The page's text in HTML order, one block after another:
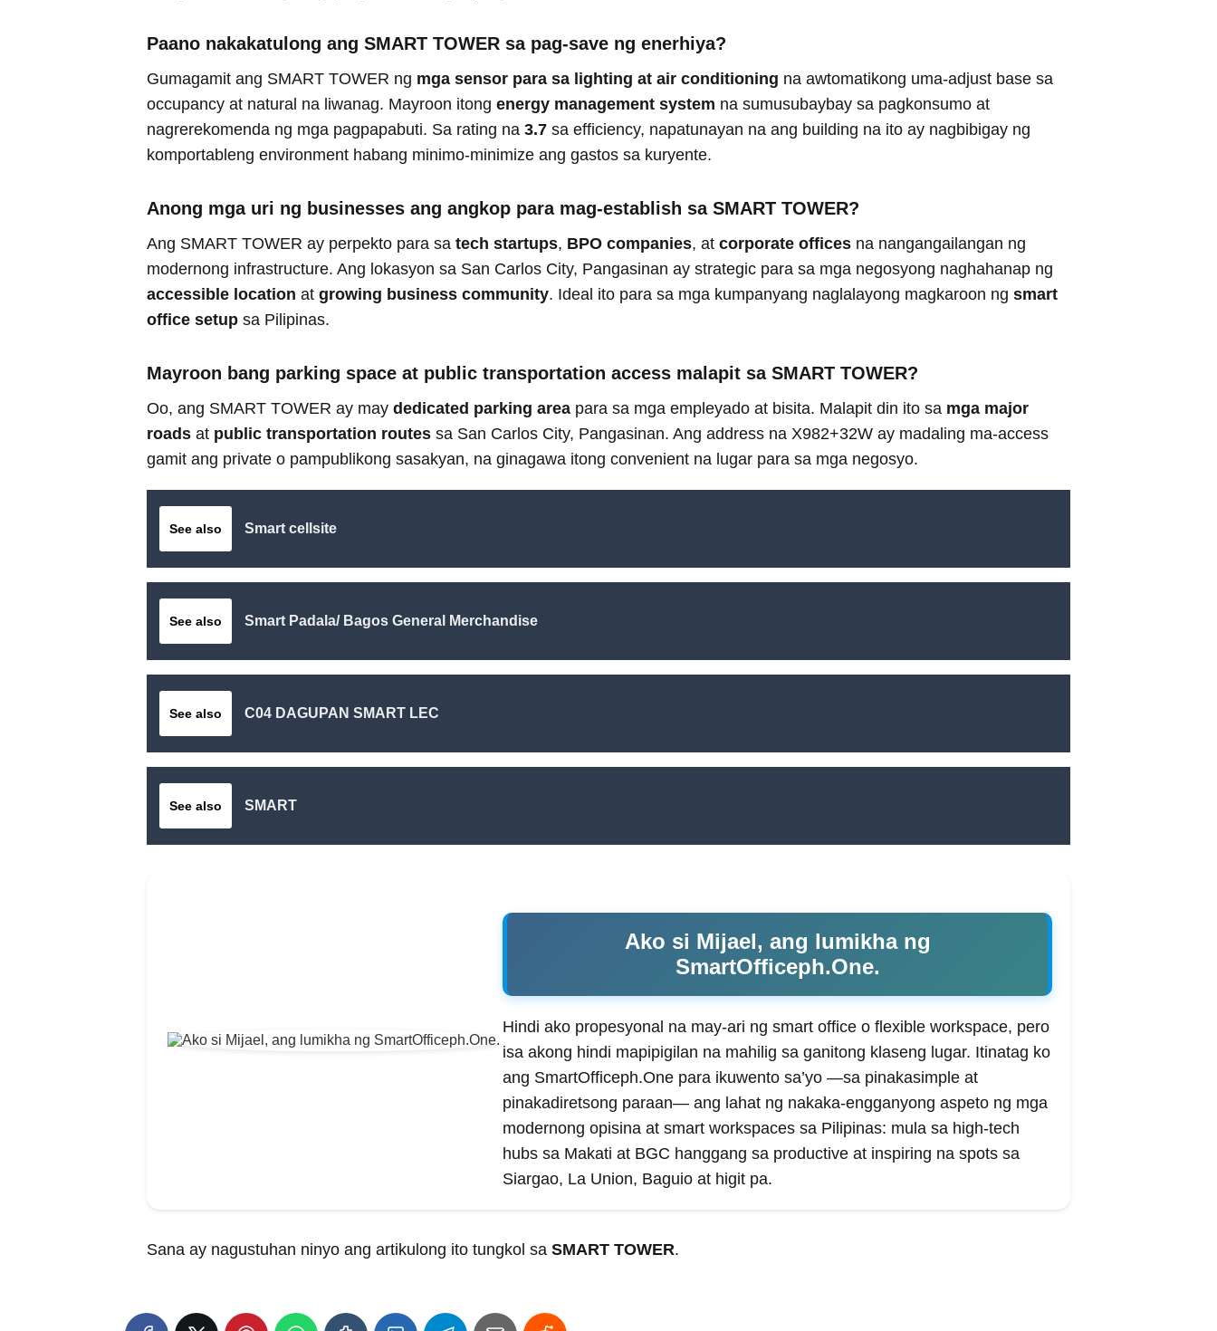
Paano nakakatulong ang SMART TOWER sa pag-save ng enerhiya?
Gumagamit ang SMART TOWER ng mga sensor para sa lighting at air conditioning na awtomatikong uma-adjust base sa
occupancy at natural na liwanag. Mayroon itong energy management system na sumusubaybay sa pagkonsumo at
nagrerekomenda ng mga pagpapabuti. Sa rating na 3.7 sa efficiency, napatunayan na ang building na ito ay nagbibigay ng
komportableng environment habang minimo-minimize ang gastos sa kuryente.
Anong mga uri ng businesses ang angkop para mag-establish sa SMART TOWER?
Ang SMART TOWER ay perpekto para sa tech startups, BPO companies, at corporate offices na nangangailangan ng
modernong infrastructure. Ang lokasyon sa San Carlos City, Pangasinan ay strategic para sa mga negosyong naghahanap ng
accessible location at growing business community. Ideal ito para sa mga kumpanyang naglalayong magkaroon ng smart
office setup sa Pilipinas.
Mayroon bang parking space at public transportation access malapit sa SMART TOWER?
Oo, ang SMART TOWER ay may dedicated parking area para sa mga empleyado at bisita. Malapit din ito sa mga major
roads at public transportation routes sa San Carlos City, Pangasinan. Ang address na X982+32W ay madaling ma-access
gamit ang private o pampublikong sasakyan, na ginagawa itong convenient na lugar para sa mga negosyo.
See also Smart cellsite
See also Smart Padala/ Bagos General Merchandise
See also C04 DAGUPAN SMART LEC
See also SMART
Ako si Mijael, ang lumikha ng
SmartOfficeph.One.
Hindi ako propesyonal na may-ari ng smart office o flexible workspace, pero
isa akong hindi mapipigilan na mahilig sa ganitong klaseng lugar. Itinatag ko
ang SmartOfficeph.One para ikuwento sa’yo —sa pinakasimple at
pinakadiretsong paraan— ang lahat ng nakaka-engganyong aspeto ng mga
modernong opisina at smart workspaces sa Pilipinas: mula sa high-tech
hubs sa Makati at BGC hanggang sa productive at inspiring na spots sa
Siargao, La Union, Baguio at higit pa.
Sana ay nagustuhan ninyo ang artikulong ito tungkol sa SMART TOWER.